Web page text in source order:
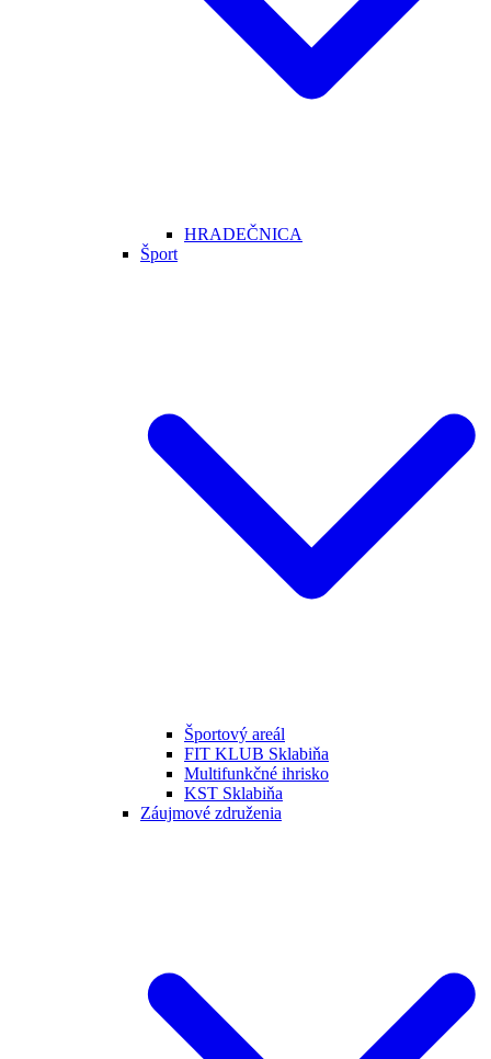
HRADEČNICA
Šport
Športový areál
FIT KLUB Sklabiňa
Multifunkčné ihrisko
KST Sklabiňa
Záujmové združenia